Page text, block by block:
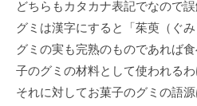
どちらもカタカナ表記でなので
グミは漢字にすると「茱萸（ぐみ
グミの実も完熟のものであれば
子のグミの材料として使われるわ
それに対してお菓子のグミの語